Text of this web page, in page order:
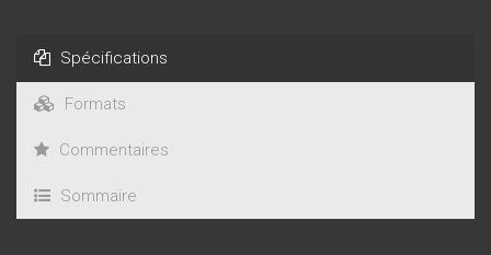
Spécifications
Formats
Commentaires
Sommaire